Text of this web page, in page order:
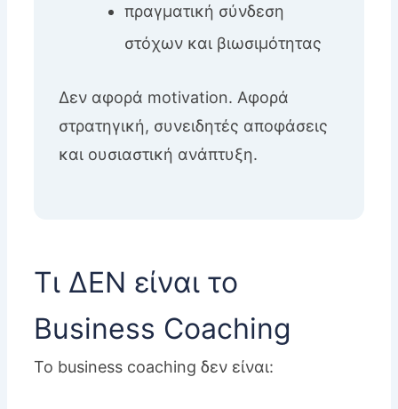
πραγματική σύνδεση
στόχων και βιωσιμότητας
Δεν αφορά motivation. Αφορά
στρατηγική, συνειδητές αποφάσεις
και ουσιαστική ανάπτυξη.
Τι ΔΕΝ είναι το
Business Coaching
Το business coaching δεν είναι: